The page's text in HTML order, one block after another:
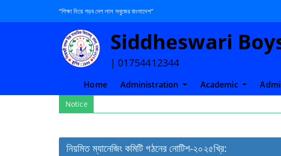
“শিক্ষা নিয়ে গড়ব দেশ লাল সবুজের বাংলাদেশ”
Siddheswari
| 01754412344
Home(current)
Administration Academic
Notice
নিয়মিত ম্যানেজিং কমিটি গঠনের নোটিশ-২০২৫খ্রি: